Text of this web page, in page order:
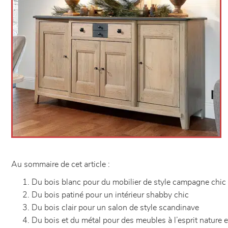
Au sommaire de cet article :
Du bois blanc pour du mobilier de style campagne chic
Du bois patiné pour un intérieur shabby chic
Du bois clair pour un salon de style scandinave
Du bois et du métal pour des meubles à l’esprit nature